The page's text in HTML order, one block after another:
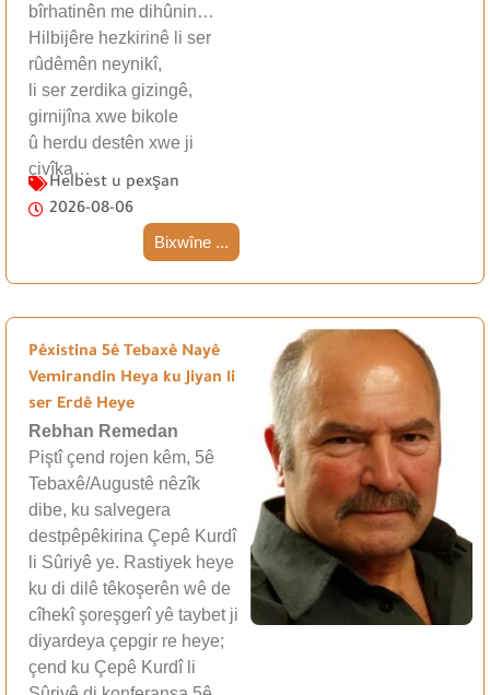
bîrhatinên me dihûnin…
Hilbijêre hezkirinê li ser
rûdêmên neynikî,
li ser zerdika gizingê,
girnijîna xwe bikole
û herdu destên xwe ji
çivîka…
Helbest u pexşan
2026-08-06
Bixwîne ...
Pêxistina 5ê Tebaxê Nayê
Vemirandin Heya ku Jiyan li
ser Erdê Heye
Rebhan Remedan
Piştî çend rojen kêm, 5ê
Tebaxê/Augustê nêzîk
dibe, ku salvegera
destpêpêkirina Çepê Kurdî
li Sûriyê ye. Rastiyek heye
ku di dilê têkoşerên wê de
cîhekî şoreşgerî yê taybet ji
diyardeya çepgir re heye;
çend ku Çepê Kurdî li